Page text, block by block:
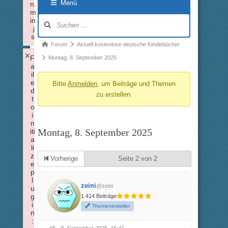
Menü
Navigation
Forum-
Breadcrumbs
Forum Aktuell kostenlose deutsche Kindlebücher
Montag, 8. September 2025
Bitte Anmelden , um Beiträge und Themen
zu erstellen.
Montag, 8. September 2025
Vorherige Seite 2 von 2
zeini@zeini
1.414 Beiträge
Themenersteller
n.
m
in
.j
s
Failed to load plugin: visualblocks from url https://
F
a
il
e
d
t
o
i
n
iti
a
li
z
e
p
l
u
g
i
n
:
×